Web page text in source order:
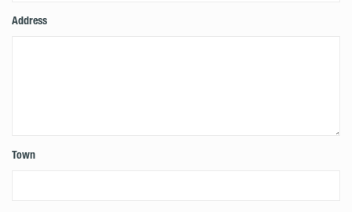
Address
Town